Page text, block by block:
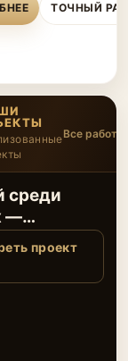
ТОЧНЫЙ
Все
›
среди
—
оттенках
проект